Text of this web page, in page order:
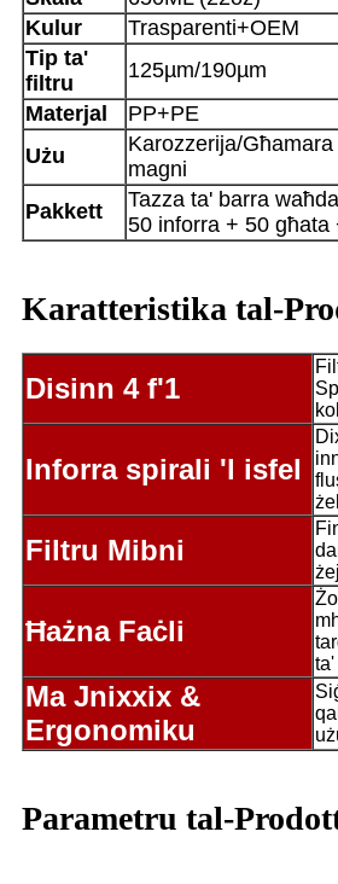
Kulur
Trasparenti+OEM
Tip ta'
filtru
125µm/190µm
Materjal
PP+PE
Użu
Karozzerija/
magni
Pakkett
Tazza ta' barra
50 inforra + 50 għata
Karatteristika tal-
Disinn 4 f'1
Inforra spirali 'l isfel
Filtru Mibni
Ħażna Faċli
ta'
Ma Jnixxix &
Ergonomiku
Parametru tal-